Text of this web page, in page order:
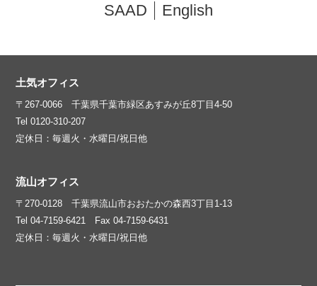
SAAD English
土気オフィス
〒267-0066 千葉県千葉市緑区あすみが丘8丁目4-50
Tel 0120-310-207
定休日：毎週火・水曜日/祝日他
流山オフィス
〒270-0128 千葉県流山市おおたかの森西3丁目1-13
Tel 04-7159-6421 Fax 04-7159-6431
定休日：毎週火・水曜日/祝日他